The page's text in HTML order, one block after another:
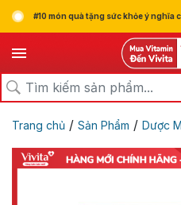
#10 món quà tặng sức khỏe ý nghĩa
Trang chủ / Sản Phẩm / Dược